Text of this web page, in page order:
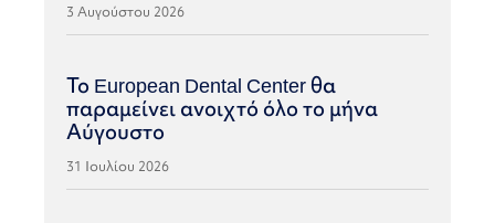
3 Αυγούστου 2026
Το European Dental Center θα
παραμείνει ανοιχτό όλο το μήνα
Αύγουστο
31 Ιουλίου 2026